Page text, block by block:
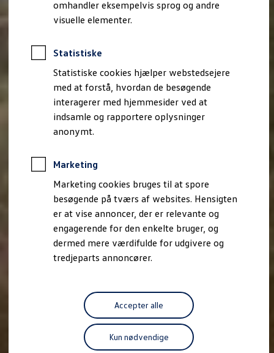
omhandler eksempelvis sprog og andre
visuelle elementer.
Statistiske
Statistiske cookies hjælper webstedsejere
med at forstå, hvordan de besøgende
interagerer med hjemmesider ved at
indsamle og rapportere oplysninger
anonymt.
Marketing
Marketing cookies bruges til at spore
besøgende på tværs af websites. Hensigten
er at vise annoncer, der er relevante og
engagerende for den enkelte bruger, og
dermed mere værdifulde for udgivere og
tredjeparts annoncører.
Accepter alle
Kun nødvendige
Finansiering og forsikring
Volkswagen Forsikring
Volkswagen Finansiering
Ejere og services
Book tid på værkstedet
Service
Serviceabonnementer
Service 5+
Service på elbiler
Prismatch
Fordele ved autoriseret værksted
Brugbar information
Servicefordele
Digitale ekstrafunktioner
Se tjenesterne til din model
Volkswagen-apps, login og shop
Forbind mobiltelefonen med bilen
Opdateringer til software, kort og radio
Fleet Interface Data
MinVolkswagen
Digital instruktionsbog
Tilbehør
Fordele ved at vælge autoriseret værksted til din
Om Volkswagen
Nyheder
Tilmeld nyhedsbrev
Pressemeddelser
Kalenderbillede